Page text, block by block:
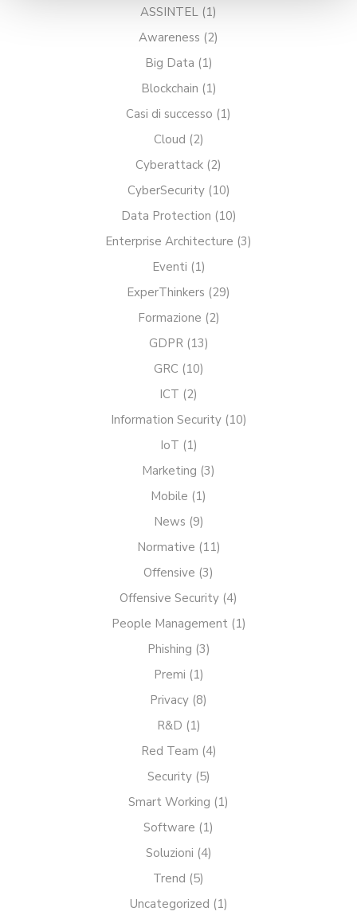
consulta la relativaCookie policy
ASSINTEL (1)
Awareness (2)
Big Data (1)
Blockchain (1)
Casi di successo (1)
Cloud (2)
Cyberattack (2)
CyberSecurity(10)
Data Protection (10)
Enterprise Architecture (3)
Eventi (1)
ExperThinkers (29)
Formazione (2)
GDPR(13)
GRC (10)
ICT (2)
Information Security(10)
IoT (1)
Marketing (3)
Mobile (1)
News (9)
Normative (11)
Offensive (3)
Offensive Security (4)
People Management(1)
Phishing (3)
Premi (1)
Privacy (8)
R&D (1)
Red Team (4)
Security(5)
Smart Working (1)
Software (1)
Soluzioni (4)
Trend (5)
Uncategorized (1)